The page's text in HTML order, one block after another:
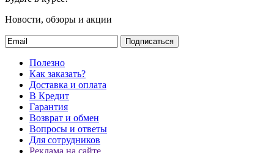
Новости, обзоры и акции
Подписаться
Полезно
Как заказать?
Доставка и оплата
В Кредит
Гарантия
Возврат и обмен
Вопросы и ответы
Для сотрудников
Реклама на сайте